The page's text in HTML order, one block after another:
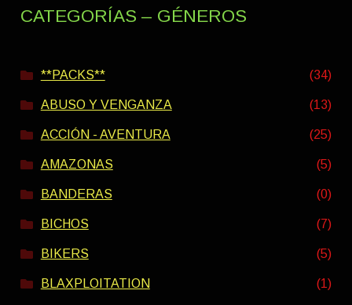
CATEGORÍAS – GÉNEROS
**PACKS** (34)
ABUSO Y VENGANZA (13)
ACCIÓN - AVENTURA (25)
AMAZONAS (5)
BANDERAS (0)
BICHOS (7)
BIKERS (5)
BLAXPLOITATION (1)